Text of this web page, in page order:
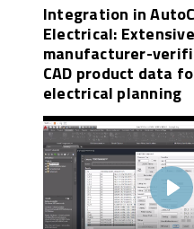
Integration in
Electrical:
manufacturer-
CAD product data
electrical planning
Play